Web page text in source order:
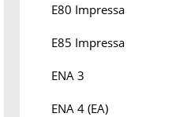
E80 Impressa
E85 Impressa
ENA 3
ENA 4 (EA)